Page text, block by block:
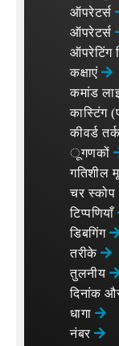
ऑपरेटर्स
ऑपरेटर्स
ऑपरेटिंग
कक्षाएं
कमांड
कास्टिंग
कीवर्ड
ूगणकों
गतिशील
चर स्कोप
टिप्पणियाँ
डिबगिंग
तरीके
तुलनीय
दिनांक
धागा
नंबर